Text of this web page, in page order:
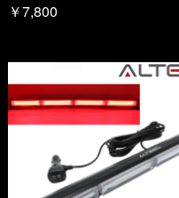
￥7,800